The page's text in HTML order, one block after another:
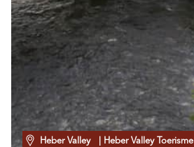
Heber Valley | Heber Valley Toerisme